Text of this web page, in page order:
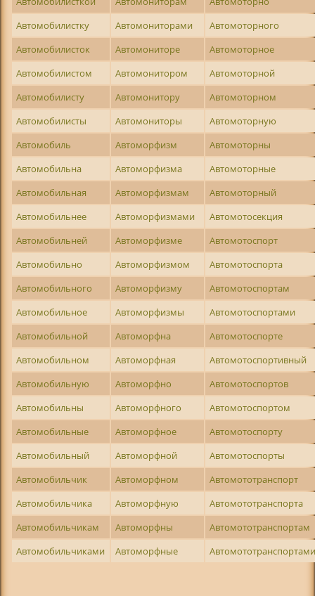
Автомобилистку
Автомониторами
Автомоторного
Автомобилисток
Автомониторе
Автомоторное
Автомобилистом
Автомонитором
Автомоторной
Автомобилисту
Автомонитору
Автомоторном
Автомобилисты
Автомониторы
Автомоторную
Автомобиль
Автоморфизм
Автомоторны
Автомобильна
Автоморфизма
Автомоторные
Автомобильная
Автоморфизмам
Автомоторный
Автомобильнее
Автоморфизмами
Автомотосекция
Автомобильней
Автоморфизме
Автомотоспорт
Автомобильно
Автоморфизмом
Автомотоспорта
Автомобильного
Автоморфизму
Автомотоспортам
Автомобильное
Автоморфизмы
Автомотоспортами
Автомобильной
Автоморфна
Автомотоспорте
Автомобильном
Автоморфная
Автомотоспортивный
Автомобильную
Автоморфно
Автомотоспортов
Автомобильны
Автоморфного
Автомотоспортом
Автомобильные
Автоморфное
Автомотоспорту
Автомобильный
Автоморфной
Автомотоспорты
Автомобильчик
Автоморфном
Автомототранспорт
Автомобильчика
Автоморфную
Автомототранспорта
Автомобильчикам
Автоморфны
Автомототранспортам
Автомобильчиками
Автоморфные